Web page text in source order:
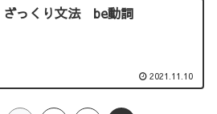
ざっくり文法 be動詞
2021.11.10